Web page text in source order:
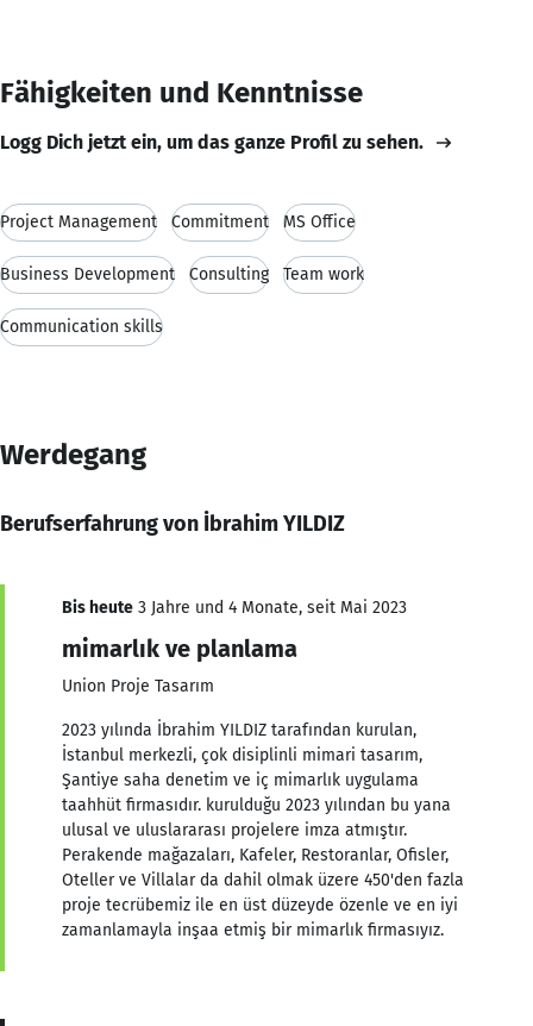
Fähigkeiten und Kenntnisse
Logg Dich jetzt ein, um das ganze Profil zu sehen.
Project Management Commitment MS Office
Business Development Consulting Team work
Communication skills
Werdegang
Berufserfahrung von İbrahim YILDIZ
Bis heute 3 Jahre und 4 Monate, seit Mai 2023
mimarlık ve planlama
Union Proje Tasarım
2023 yılında İbrahim YILDIZ tarafından kurulan,
İstanbul merkezli, çok disiplinli mimari tasarım,
Şantiye saha denetim ve iç mimarlık uygulama
taahhüt firmasıdır. kurulduğu 2023 yılından bu yana
ulusal ve uluslararası projelere imza atmıştır.
Perakende mağazaları, Kafeler, Restoranlar, Ofisler,
Oteller ve Villalar da dahil olmak üzere 450'den fazla
proje tecrübemiz ile en üst düzeyde özenle ve en iyi
zamanlamayla inşaa etmiş bir mimarlık firmasıyız.